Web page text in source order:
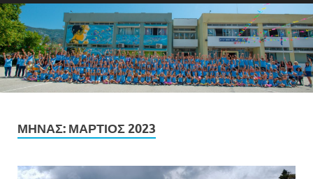
ΜΉΝΑΣ: ΜΆΡΤΙΟΣ 2023